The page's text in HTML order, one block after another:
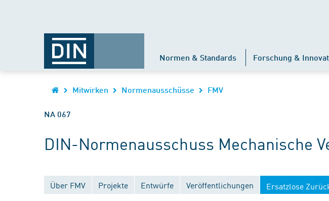
Normen & Standards Forschung &
Mitwirken Normenausschüsse FMV
NA 067
DIN-Normenausschuss Mechanische
Über FMV Projekte Entwürfe Veröffentlichungen Ersatzlose